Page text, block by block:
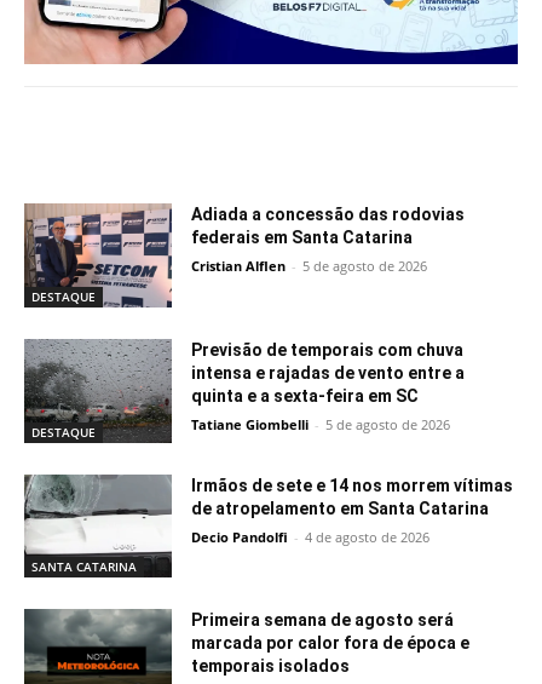
DESTAQUE
Adiada a concessão das rodovias
federais em Santa Catarina
Cristian Alflen - 5 de agosto de 2026
DESTAQUE
Previsão de temporais com chuva
intensa e rajadas de vento entre a
quinta e a sexta-feira em SC
Tatiane Giombelli - 5 de agosto de 2026
SANTA CATARINA
Irmãos de sete e 14 nos morrem vítimas
de atropelamento em Santa Catarina
Decio Pandolfi - 4 de agosto de 2026
Primeira semana de agosto será
marcada por calor fora de época e
temporais isolados